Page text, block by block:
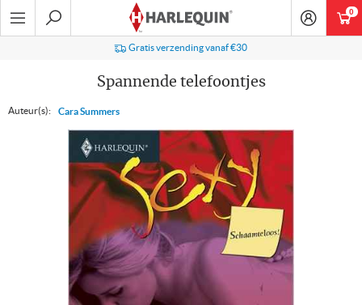
Ga
naar
Gratis verzending vanaf €30
Spannende telefoontjes
Auteur(s): Cara Summers
0